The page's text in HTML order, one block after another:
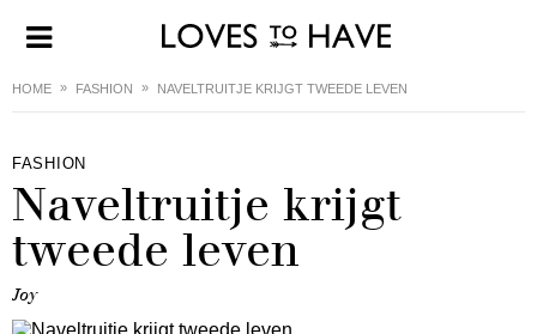
HOME FASHION NAVELTRUITJE KRIJGT TWEEDE LEVEN
FASHION
Naveltruitje krijgt
tweede leven
Joy